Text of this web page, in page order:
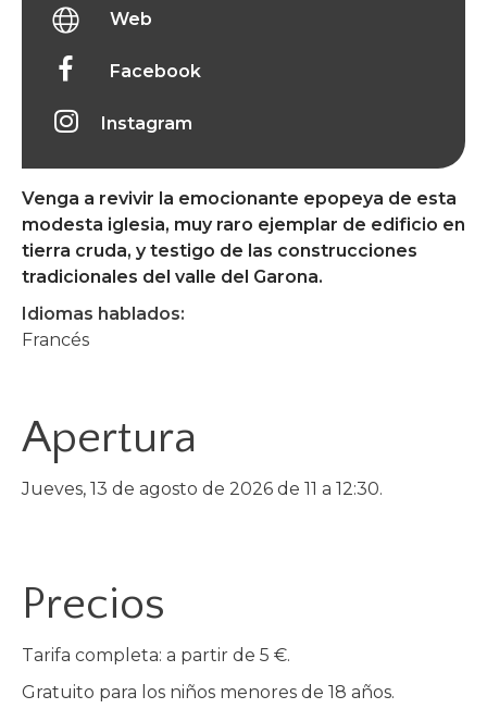
Venga a revivir la emocionante epopeya de esta
modesta iglesia, muy raro ejemplar de edificio en
tierra cruda, y testigo de las construcciones
tradicionales del valle del Garona.
Idiomas hablados:
Francés
Apertura
Jueves, 13 de agosto de 2026 de 11 a 12:30.
Precios
Tarifa completa: a partir de 5 €.
Gratuito para los niños menores de 18 años.
Web
Facebook
Instagram